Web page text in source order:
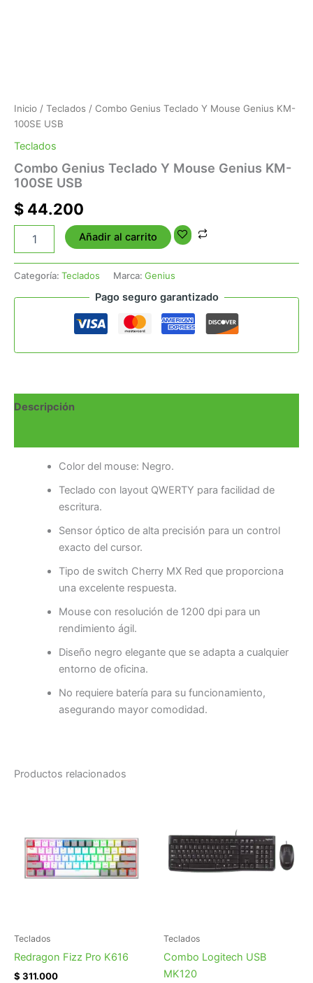
Inicio / Teclados / Combo Genius Teclado Y Mouse Genius KM-
100SE USB
Teclados
Combo Genius Teclado Y Mouse Genius KM-
100SE USB
$ 44.200
Añadir al carrito
Categoría: Teclados Marca: Genius
Pago seguro garantizado
Descripción
Color del mouse: Negro.
Teclado con layout QWERTY para facilidad de
escritura.
Sensor óptico de alta precisión para un control
exacto del cursor.
Tipo de switch Cherry MX Red que proporciona
una excelente respuesta.
Mouse con resolución de 1200 dpi para un
rendimiento ágil.
Diseño negro elegante que se adapta a cualquier
entorno de oficina.
No requiere batería para su funcionamiento,
asegurando mayor comodidad.
Productos relacionados
Teclados
Redragon Fizz Pro K616
$ 311.000
Teclados
Combo Logitech USB
MK120